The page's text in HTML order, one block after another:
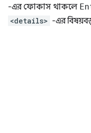
-এর ফোকাস থাকলে
<details> -এর